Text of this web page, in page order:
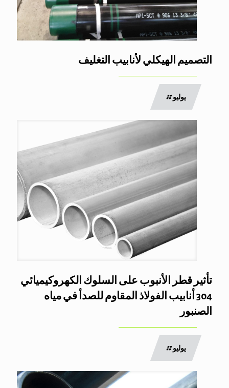
التصميم الهيكلي لأنابيب التغليف
يوليو
تأثير قطر الأنبوب على السلوك الكهروكيميائي
304 أنابيب الفولاذ المقاوم للصدأ في مياه
الصنبور
يوليو